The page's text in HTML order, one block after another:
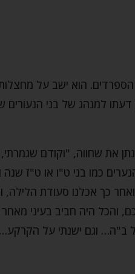
הספרדים. הוא ישב על
דעתו למנהג של בני
את שחווה, "וקודם
כמו בני ט"ו או ט"ז שנה
כך אכלנו סעודת הלילה,
והכל היה חביב בעיני
ב"ה… וגם ישנתי על הקרקע…